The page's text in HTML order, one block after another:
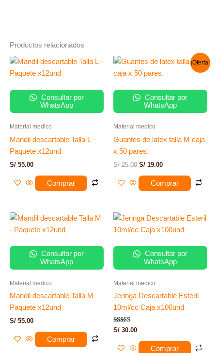
Productos relacionados
Consultar por
WhatsApp
Material medico
Mandil descartable Talla L –
Paquete x12und
S/ 55.00
Comprar
¡Oferta!
Consultar por
WhatsApp
Material medico
Guantes de latex talla M caja
x 50 pares.
S/25.00
El
original
S/ 19.00
El
actual
Comprar
Consultar por
WhatsApp
Material medico
Mandil descartable Talla M –
Paquete x12und
S/ 55.00
Comprar
Consultar por
WhatsApp
Material medico
Jeringa Descartable Esteril
10ml/cc Caja x100und
Valorado
de 5
S/ 30.00
Comprar